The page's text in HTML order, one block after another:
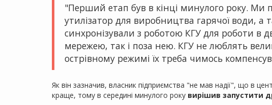
"Перший етап був в кінці минулого року. Ми
утилізатор для виробництва гарячої води, а
синхронізували з роботою КГУ для роботи в
мережею, так і поза нею. КГУ не люблять
острівному режимі їх треба чимось
Як він зазначив, власник підприємства "не мав надії", що в
краще, тому в середині минулого року вирішив запустити